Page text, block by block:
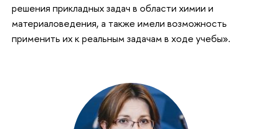
решения прикладных задач в области химии и
материаловедения, а также имели возможность
применить их к реальным задачам в ходе учебы».